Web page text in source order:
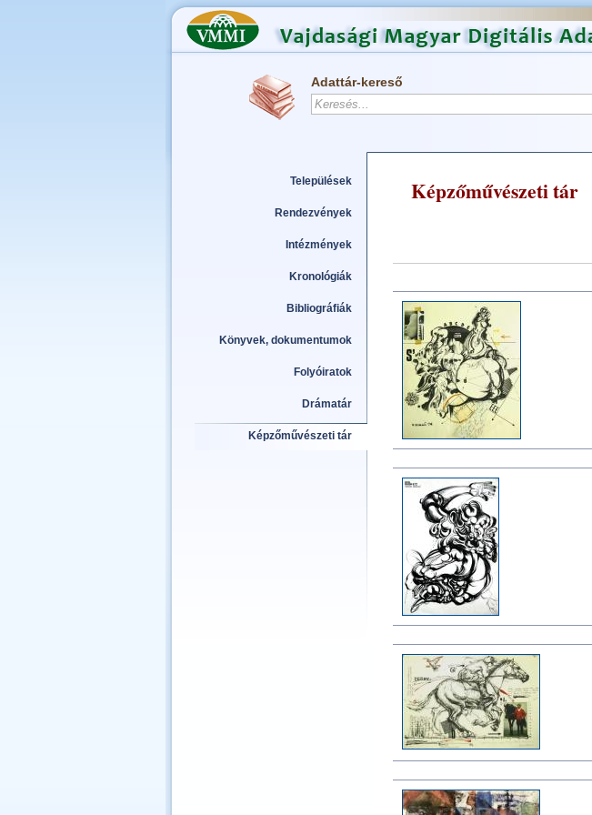
Adattár-kereső
Települések
Rendezvények
Intézmények
Kronológiák
Bibliográfiák
Könyvek, dokumentumok
Folyóiratok
Drámatár
Képzőművészeti tár
Képzőművészeti tár